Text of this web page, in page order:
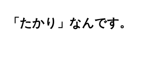
「たかり」なんです。